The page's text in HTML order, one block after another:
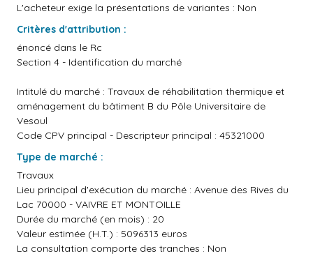
L'acheteur exige la présentations de variantes : Non
Critères d'attribution :
énoncé dans le Rc
Section 4 - Identification du marché
Intitulé du marché : Travaux de réhabilitation thermique et
aménagement du bâtiment B du Pôle Universitaire de
Vesoul
Code CPV principal - Descripteur principal : 45321000
Type de marché :
Travaux
Lieu principal d'exécution du marché : Avenue des Rives du
Lac 70000 - VAIVRE ET MONTOILLE
Durée du marché (en mois) : 20
Valeur estimée (H.T.) : 5096313 euros
La consultation comporte des tranches : Non